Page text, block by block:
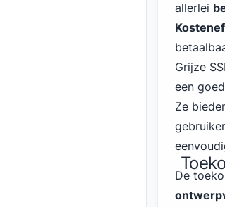
allerlei
Grijze
een
Ze
De